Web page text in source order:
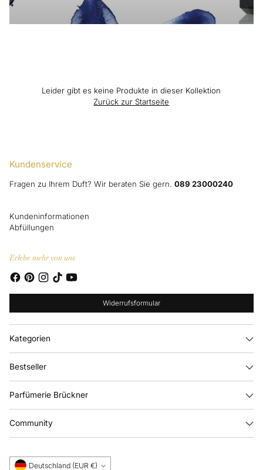
Leider gibt es keine Produkte in dieser Kollektion
Zurück zur Startseite
Kundenservice
Fragen zu Ihrem Duft? Wir beraten Sie gern. 089 23000240
Kundeninformationen
Abfüllungen
Erlebe mehr von uns
Widerrufsformular
Kategorien
Bestseller
Parfümerie Brückner
Community
Währung Deutschland (EUR €)